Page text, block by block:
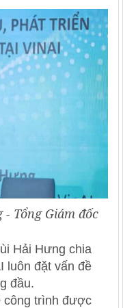
Giám đốc
Hải Hưng chia
luôn đặt vấn đề
đầu.
công trình được